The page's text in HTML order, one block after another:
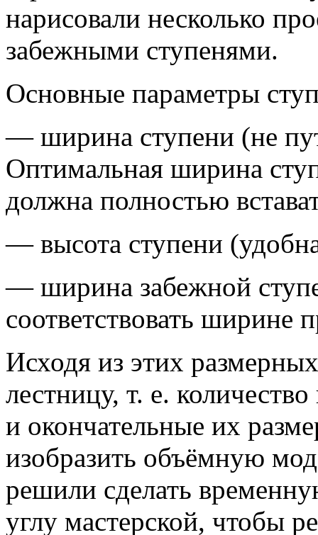
нарисовали несколько
забежными ступенями.
Основные параметры
— ширина ступени (не
Оптимальная ширина
должна полностью
— высота ступени
— ширина забежной
соответствовать ширине
Исходя из этих
лестницу, т. е.
и окончательные их
изобразить объёмную
решили сделать
углу мастерской, чтобы